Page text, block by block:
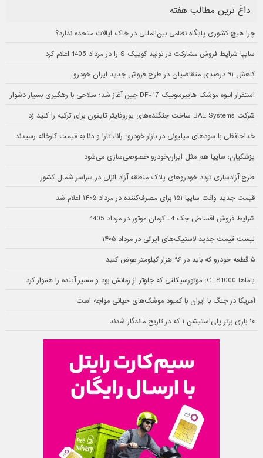
داغ ترین مطالب هفته
چرا هیچ کشوری پایگاه نظامی بین‌المللی در خاک ایالات متحده ندارد؟
سایپا شرایط فروش مشارکت در تولید کوییک S را در مرداد 1405 اعلام کرد
کاهش ۹۱ درصدی متقاضیان در طرح فروش جدید ایران خودرو
استقرار انبوه موشک هایپرسونیک DF-17 چین آغاز شد؛ سلاحی با رهگیری بسیار دشوار
شرکت BAE Systems ساخت جنگنده‌های یوروفایتر تایفون برای ترکیه را کلید زد
خداحافظی با سودهای میلیونی در بازار خودرو؛ رانا، تارا و دنا به قیمت کارخانه رسیدند
پزشکیان: سایپا هم مثل ایران‌خودرو خصوصی‌سازی می‌شود
طرح آزادسازی تردد خودروهای پلاک منطقه آزاد انزلی در سراسر شمال کشور
قیمت جدید وانت سایپا ۱۵۱ برای مصرف‌کننده در مرداد ۱۴۰۵ اعلام شد
شرایط فروش اقساطی جک J4 کرمان موتور در مرداد 1405
لیست قیمت جدید لاستیک‌های ایرانی در مرداد ۱۴۰۵
۵ قطعه خودرو که باید در ۹۶ هزار کیلومتر عوض کنید
یاماها GTS1000؛ موتورسیکلتی که جلوتر از زمانش بود و مسیر آینده را هموار کرد
آمریکا در جنگ با ایران با کمبود موشک‌های حیاتی مواجه است
۱۰ بازی برتر پلی‌استیشن ۱ که در تاریخ ماندگار شدند